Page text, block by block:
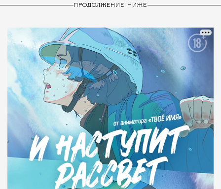
ПРОДОЛЖЕНИЕ НИЖЕ